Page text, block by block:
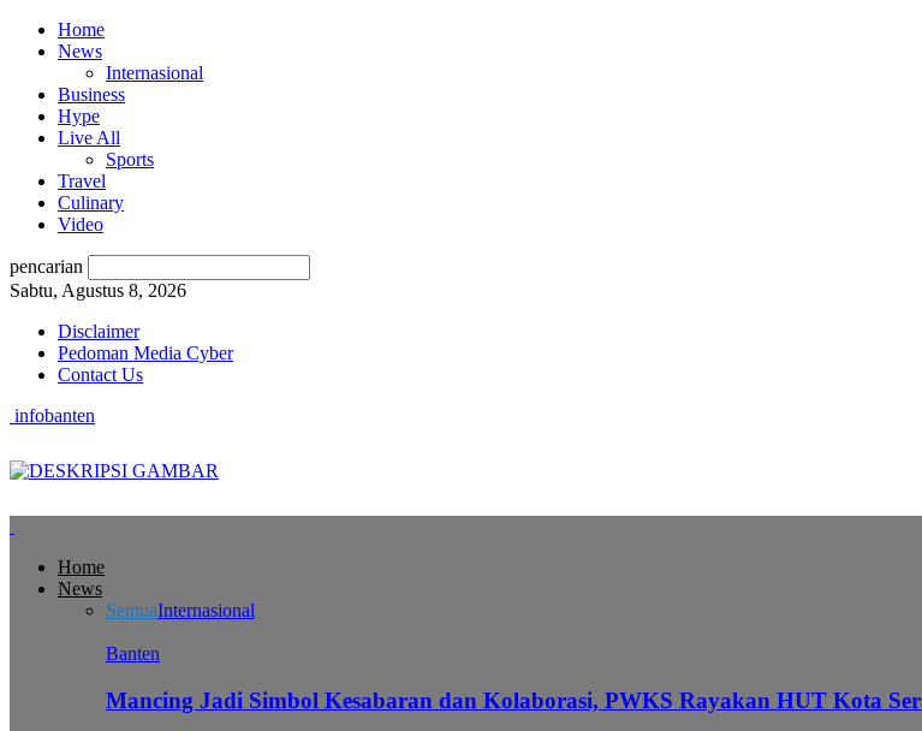
Home
News
Internasional
Business
Hype
Live All
Sports
Travel
Culinary
Video
pencarian
Sabtu, Agustus 8, 2026
Disclaimer
Pedoman Media Cyber
Contact Us
infobanten
Home
News
SemuaInternasional
Banten
Mancing Jadi Simbol Kesabaran dan Kolaborasi, PWKS Rayakan HUT Kota